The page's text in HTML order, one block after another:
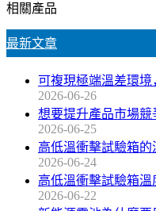
相關產品
最新文章
可複現極端溫差環
2026-06-26
想要提升產品市場
2026-06-25
高低溫衝擊試驗箱的
2026-06-24
高低溫衝擊試驗箱溫
2026-06-22